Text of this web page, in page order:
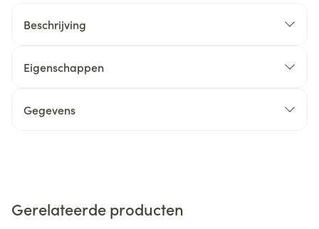
Beschrijving
Eigenschappen
Gegevens
Gerelateerde producten